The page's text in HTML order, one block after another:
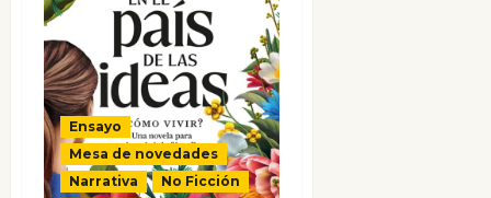
Ensayo
Mesa de novedades
Narrativa
No Ficción